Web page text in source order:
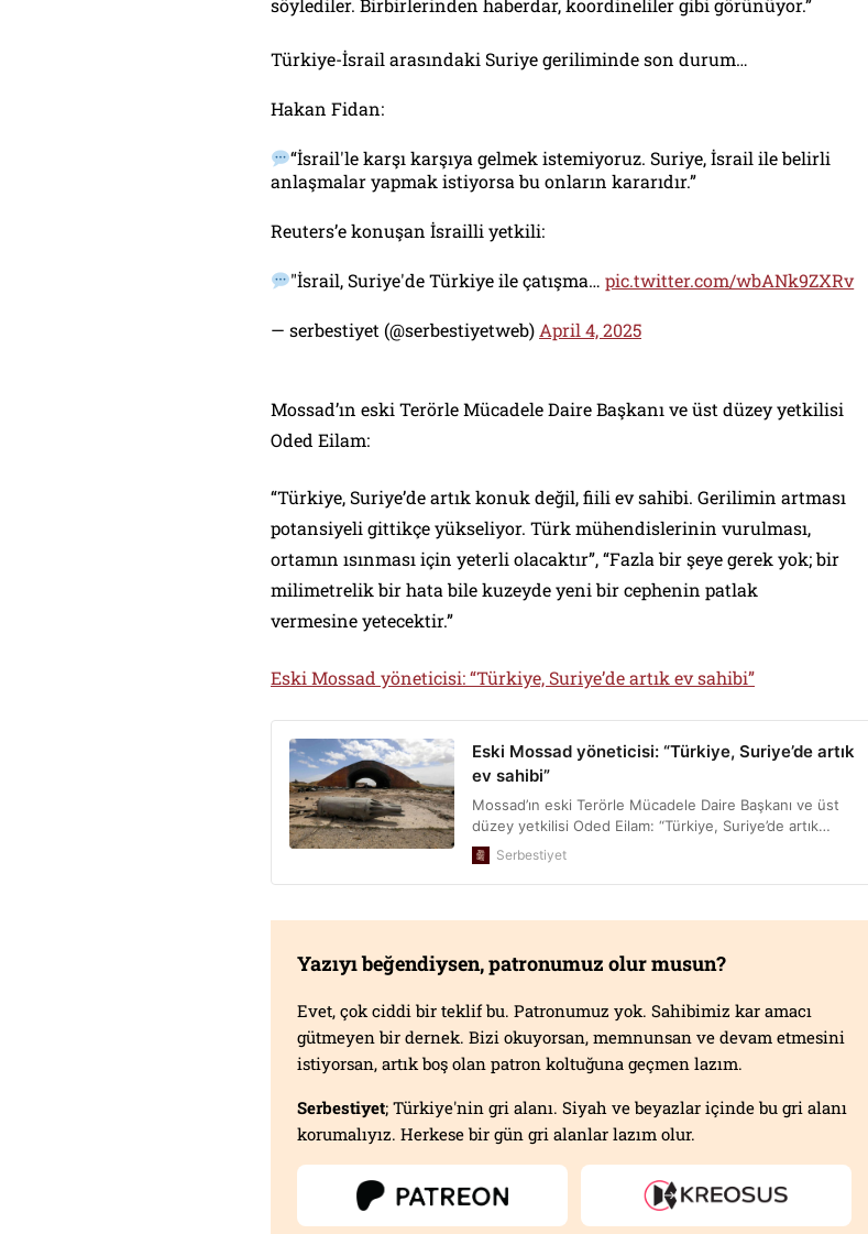
söylediler. Birbirlerinden haberdar, koordineliler gibi görünüyor.”
Türkiye-İsrail arasındaki Suriye geriliminde son durum…
Hakan Fidan:
“İsrail'le karşı karşıya gelmek istemiyoruz. Suriye, İsrail ile belirli
anlaşmalar yapmak istiyorsa bu onların kararıdır.”
Reuters’e konuşan İsrailli yetkili:
"İsrail, Suriye'de Türkiye ile çatışma…pic.twitter.com/wbANk9ZXRv
— serbestiyet (@serbestiyetweb) April 4, 2025
Mossad’ın eski Terörle Mücadele Daire Başkanı ve üst düzey yetkilisi
Oded Eilam:
“Türkiye, Suriye’de artık konuk değil, fiili ev sahibi. Gerilimin artması
potansiyeli gittikçe yükseliyor. Türk mühendislerinin vurulması,
ortamın ısınması için yeterli olacaktır”, “Fazla bir şeye gerek yok; bir
milimetrelik bir hata bile kuzeyde yeni bir cephenin patlak
vermesine yetecektir.”
Eski Mossad yöneticisi: “Türkiye, Suriye’de artık ev sahibi”
Yazıyı beğendiysen, patronumuz olur musun?
Evet, çok ciddi bir teklif bu. Patronumuz yok. Sahibimiz kar amacı
gütmeyen bir dernek. Bizi okuyorsan, memnunsan ve devam etmesini
istiyorsan, artık boş olan patron koltuğuna geçmen lazım.
Serbestiyet; Türkiye'nin gri alanı. Siyah ve beyazlar içinde bu gri alanı
korumalıyız. Herkese bir gün gri alanlar lazım olur.